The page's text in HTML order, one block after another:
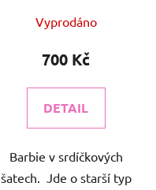
Vyprodáno
700 Kč
DETAIL
Barbie v srdíčkových
šatech. Jde o starší typ